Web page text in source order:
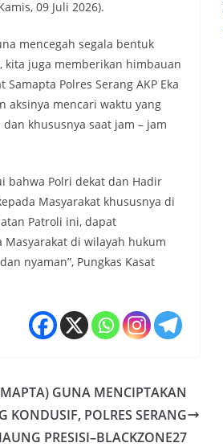
09 Juli 2026).
mencegah segala bentuk
juga memberikan himbauan
Polres Serang AKP Eka
aksinya mencari waktu yang
khususnya saat jam – jam
bahwa Polri dekat dan Hadir
Masyarakat khususnya di
Patroli ini, dapat
Masyarakat di wilayah hukum
nyaman”, Pungkas Kasat
GUNA MENCIPTAKAN
KONDUSIF, POLRES SERANG
PRESISI–BLACKZONE27